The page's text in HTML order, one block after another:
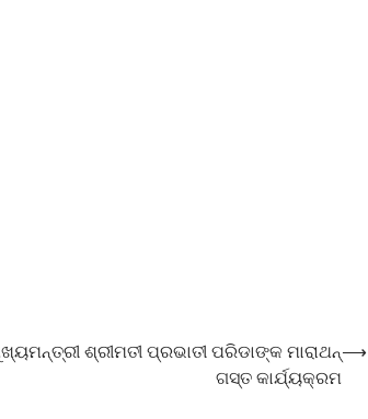
ଶ୍ରୀମତୀ ପ୍ରଭାତୀ ପରିଡାଙ୍କ ମାରାଥନ୍
ଗସ୍ତ କାର୍ଯ୍ୟକ୍ରମ
⟶